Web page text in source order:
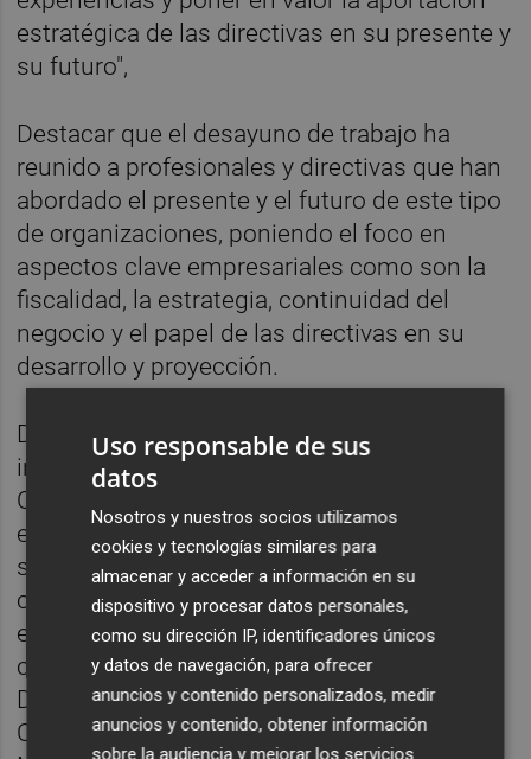
estratégica de las directivas en su presente y
su futuro",
Destacar que el desayuno de trabajo ha
reunido a profesionales y directivas que han
abordado el presente y el futuro de este tipo
de organizaciones, poniendo el foco en
aspectos clave empresariales como son la
fiscalidad, la estrategia, continuidad del
negocio y el papel de las directivas en su
desarrollo y proyección.
De este modo, el evento ha contado con la
intervención de
Cuatrecasas, quien aportó su visión experta
en materia jurídica y empresarial. Además,
se ha celebrado una mesa de experiencias
centrada en el papel de las directivas en la
empresa familiar. La mesa ha estado
compuesta porAna Belén García
Dualium Management;Eva Castelló, CEO de
Cristacer;Ana Martí, socia de Izquierdo &
Uso responsable de sus
datos
Nosotros y nuestros socios utilizamos
cookies y tecnologías similares para
almacenar y acceder a información en su
dispositivo y procesar datos personales,
como su dirección IP, identificadores únicos
y datos de navegación, para ofrecer
anuncios y contenido personalizados, medir
anuncios y contenido, obtener información
sobre la audiencia y mejorar los servicios.